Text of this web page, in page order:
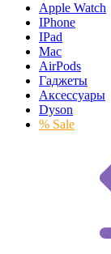
Apple Watch
IPhone
IPad
Mac
AirPods
Гаджеты
Аксессуары
Dyson
% Sale